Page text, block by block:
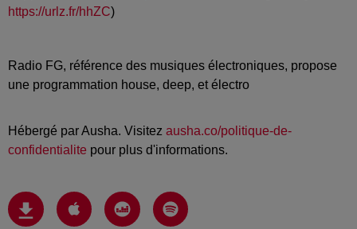
https://urlz.fr/hhZC)
Radio FG, référence des musiques électroniques, propose
une programmation house, deep, et électro
Hébergé par Ausha. Visitez ausha.co/politique-de-
confidentialite pour plus d'informations.